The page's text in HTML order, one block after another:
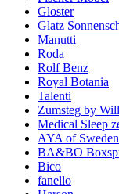
Gloster
Glatz
Manutti
Roda
Rolf Benz
Royal Botania
Talenti
Zumsteg by
Medical Sleep
AYA of Sweden
BA&BO
Bico
fanello